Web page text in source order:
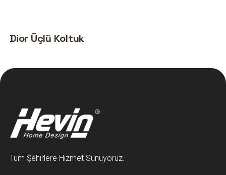
Dior Üçlü Koltuk
Tüm Şehirlere Hizmet Sunuyoruz.